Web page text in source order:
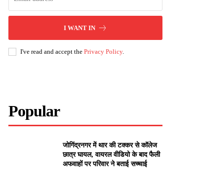
I WANT IN
I've read and accept thePrivacy Policy.
Popular
जोगिंद्रनगर में थार की टक्कर से कॉलेज
छात्र घायल, वायरल वीडियो के बाद फैली
अफवाहों पर परिवार ने बताई सच्चाई